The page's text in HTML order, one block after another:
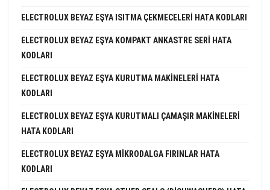
ELECTROLUX BEYAZ EŞYA ISITMA ÇEKMECELERI HATA KODLARI
ELECTROLUX BEYAZ EŞYA KOMPAKT ANKASTRE SERI HATA
KODLARI
ELECTROLUX BEYAZ EŞYA KURUTMA MAKINELERI HATA
KODLARI
ELECTROLUX BEYAZ EŞYA KURUTMALI ÇAMAŞIR MAKINELERI
HATA KODLARI
ELECTROLUX BEYAZ EŞYA MIKRODALGA FIRINLAR HATA
KODLARI